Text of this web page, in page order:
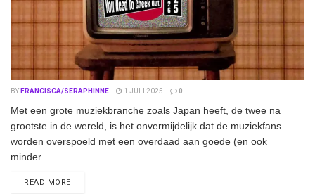
BY FRANCISCA/SERAPHINNE 1 JULI 2025 0
Met een grote muziekbranche zoals Japan heeft, de twee na
grootste in de wereld, is het onvermijdelijk dat de muziekfans
worden overspoeld met een overdaad aan goede (en ook
minder...
READ MOREDETAILS